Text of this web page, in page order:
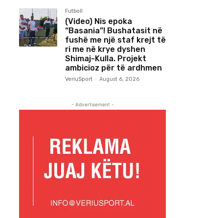
Futboll
(Video) Nis epoka
“Basania”! Bushatasit në
fushë me një staf krejt të
ri me në krye dyshen
Shimaj-Kulla. Projekt
ambicioz për të ardhmen
VeriuSport - August 6, 2026
- Advertisement -